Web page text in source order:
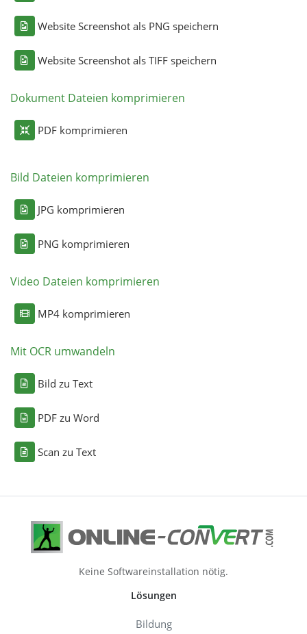
Website Screenshot als PNG speichern
Website Screenshot als TIFF speichern
Dokument Dateien komprimieren
PDF komprimieren
Bild Dateien komprimieren
JPG komprimieren
PNG komprimieren
Video Dateien komprimieren
MP4 komprimieren
Mit OCR umwandeln
Bild zu Text
PDF zu Word
Scan zu Text
Keine Softwareinstallation nötig.
Lösungen
Bildung